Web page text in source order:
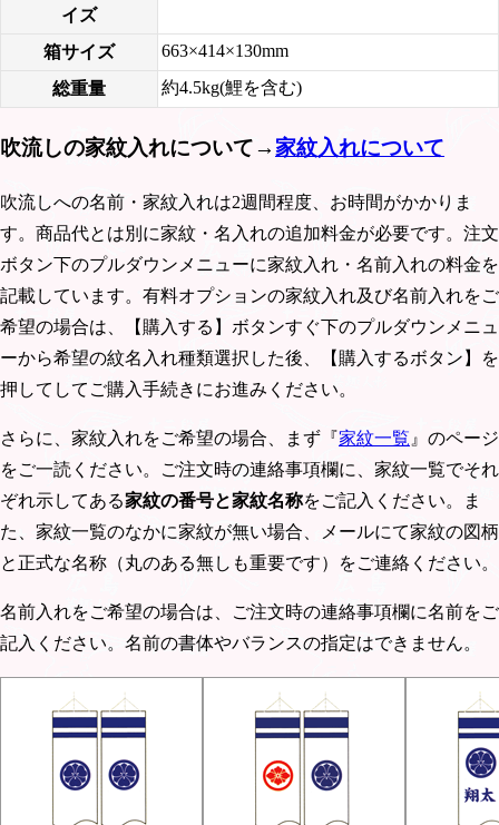
イズ
箱サイズ
663×414×130mm
総重量
約4.5kg(鯉を含む)
吹流しの家紋入れについて→家紋入れについて
吹流しへの名前・家紋入れは2週間程度、お時間がかかりま
す。商品代とは別に家紋・名入れの追加料金が必要です。注文
ボタン下のプルダウンメニューに家紋入れ・名前入れの料金を
記載しています。有料オプションの家紋入れ及び名前入れをご
希望の場合は、【購入する】ボタンすぐ下のプルダウンメニュ
ーから希望の紋名入れ種類選択した後、【購入するボタン】を
押してしてご購入手続きにお進みください。
さらに、家紋入れをご希望の場合、まず『家紋一覧 』のページ
をご一読ください。ご注文時の連絡事項欄に、家紋一覧でそれ
ぞれ示してある家紋の番号と家紋名称をご記入ください。ま
た、家紋一覧のなかに家紋が無い場合、メールにて家紋の図柄
と正式な名称（丸のある無しも重要です）をご連絡ください。
名前入れをご希望の場合は、ご注文時の連絡事項欄に名前をご
記入ください。名前の書体やバランスの指定はできません。